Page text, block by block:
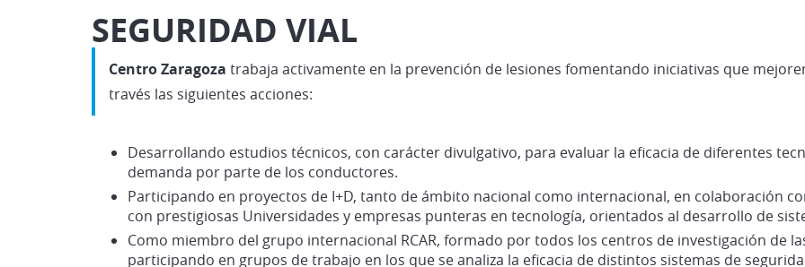
Política de seguridad de la
Política medioambiental
SEGURIDAD VIAL
Centro Zaragoza trabaja activamente en la prevención de lesiones fomentando iniciativas que
través las siguientes acciones:
Desarrollando estudios técnicos, con carácter divulgativo, para evaluar la eficacia de diferentes
demanda por parte de los conductores.
Participando en proyectos de I+D, tanto de ámbito nacional como internacional, en colaboración
con prestigiosas Universidades y empresas punteras en tecnología, orientados al desarrollo de
Como miembro del grupo internacional RCAR, formado por todos los centros de investigación de
participando en grupos de trabajo en los que se analiza la eficacia de distintos sistemas de